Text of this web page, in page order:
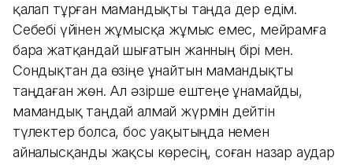
қалап тұрған мамандықты таңда дер едім.
Себебі үйінен жұмысқа жұмыс емес, мейрамға
бара жатқандай шығатын жанның бірі мен.
Сондықтан да өзіңе ұнайтын мамандықты
таңдаған жөн. Ал әзірше ештеңе ұнамайды,
мамандық таңдай алмай жүрмін дейтін
түлектер болса, бос уақытыңда немен
айналысқанды жақсы көресің, соған назар аудар